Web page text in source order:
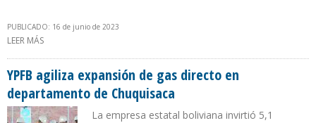
PUBLICADO: 16 de junio de 2023
LEER MÁS
YPFB agiliza expansión de gas directo en
departamento de Chuquisaca
La empresa estatal boliviana invirtió 5,1